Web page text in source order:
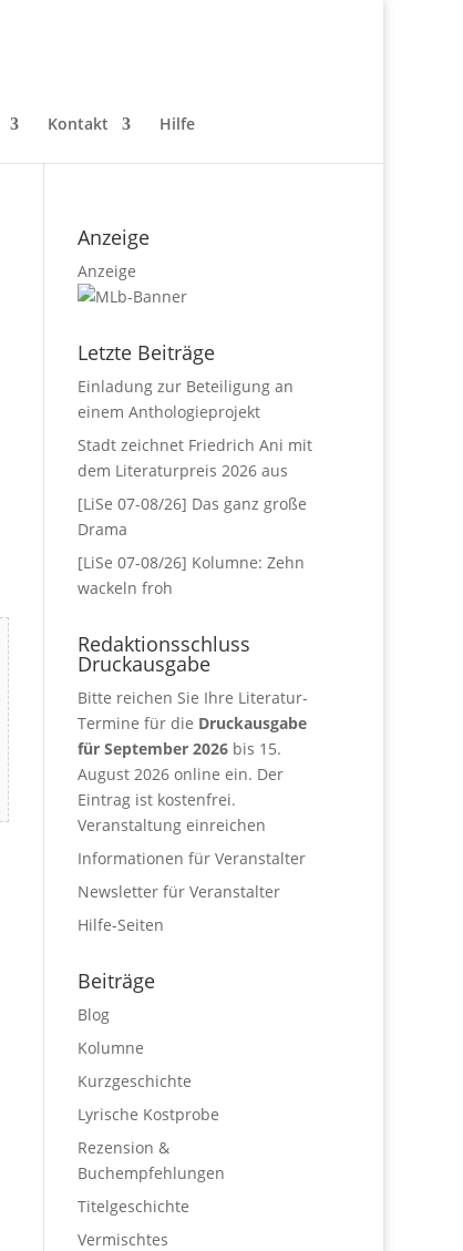
Kontakt Hilfe
Anzeige
Anzeige
Letzte Beiträge
Einladung zur Beteiligung an
einem Anthologieprojekt
Stadt zeichnet Friedrich Ani mit
dem Literaturpreis 2026 aus
[LiSe 07-08/26] Das ganz große
Drama
[LiSe 07-08/26] Kolumne: Zehn
wackeln froh
Redaktionsschluss
Druckausgabe
Bitte reichen Sie Ihre Literatur-
Termine für die Druckausgabe
für September 2026 bis 15.
August 2026 online ein. Der
Eintrag ist kostenfrei.
Veranstaltung einreichen
Informationen für Veranstalter
Newsletter für Veranstalter
Hilfe-Seiten
Beiträge
Blog
Kolumne
Kurzgeschichte
Lyrische Kostprobe
Rezension &
Buchempfehlungen
Titelgeschichte
Vermischtes